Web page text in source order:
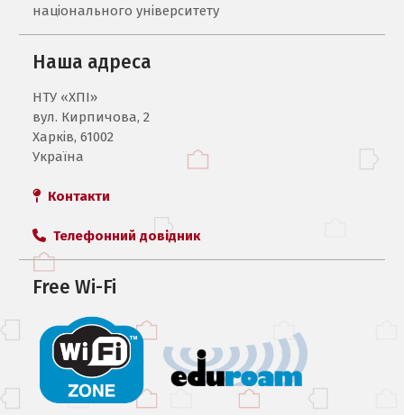
національного університету
Наша адреса
НТУ «ХПI»
вул. Кирпичова, 2
Харків, 61002
Україна
Контакти
Телефонний довідник
Free Wi-Fi